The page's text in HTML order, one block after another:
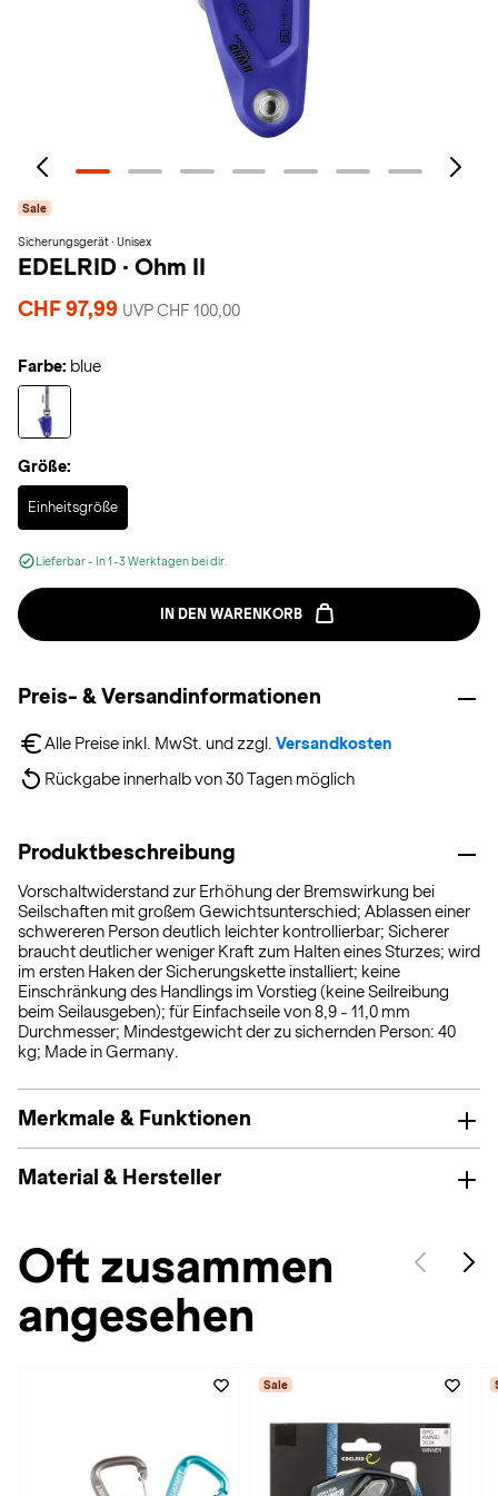
Sale
Sicherungsgerät · Unisex
EDELRID · Ohm II
CHF 97,99 UVP CHF 100,00
Farbe: blue
Größe:
Einheitsgröße
Selected
Lieferbar - In 1-3 Werktagen bei dir.
IN DEN WARENKORB
Preis- & Versandinformationen
Alle Preise inkl. MwSt. und zzgl. Versandkosten
Rückgabe innerhalb von 30 Tagen möglich
Produktbeschreibung
Vorschaltwiderstand zur Erhöhung der Bremswirkung bei
Seilschaften mit großem Gewichtsunterschied; Ablassen einer
schwereren Person deutlich leichter kontrollierbar; Sicherer
braucht deutlicher weniger Kraft zum Halten eines Sturzes; wird
im ersten Haken der Sicherungskette installiert; keine
Einschränkung des Handlings im Vorstieg (keine Seilreibung
beim Seilausgeben); für Einfachseile von 8,9 - 11,0 mm
Durchmesser; Mindestgewicht der zu sichernden Person: 40
kg; Made in Germany.
Merkmale & Funktionen
Material & Hersteller
Oft zusammen
angesehen
Sale